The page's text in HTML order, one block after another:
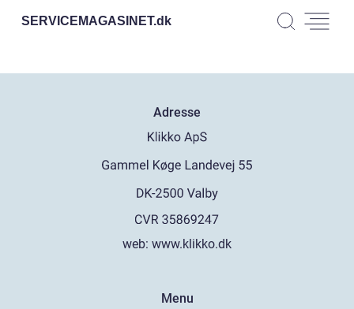
SERVICEMAGASINET.dk
Adresse
web: www.klikko.dk
Menu